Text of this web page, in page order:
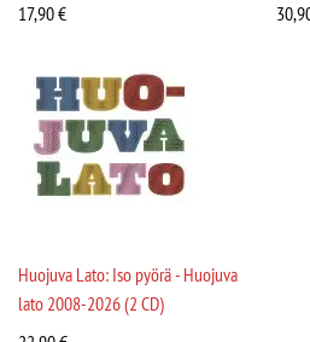
17,90€
Huojuva Lato: Iso pyörä - Huojuva
lato 2008-2026 (2 CD)